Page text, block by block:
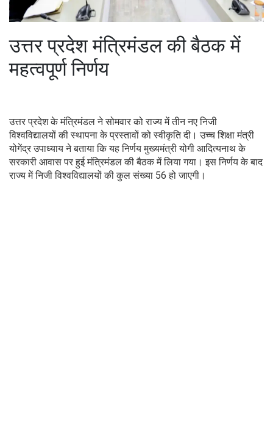
उत्तर प्रदेश मंत्रिमंडल की बैठक में
महत्वपूर्ण निर्णय
उत्तर प्रदेश के मंत्रिमंडल ने सोमवार को राज्य में तीन नए निजी
विश्वविद्यालयों की स्थापना के प्रस्तावों को स्वीकृति दी। उच्च शिक्षा मंत्री
योगेंद्र उपाध्याय ने बताया कि यह निर्णय मुख्यमंत्री योगी आदित्यनाथ के
सरकारी आवास पर हुई मंत्रिमंडल की बैठक में लिया गया। इस निर्णय के बाद
राज्य में निजी विश्वविद्यालयों की कुल संख्या 56 हो जाएगी।